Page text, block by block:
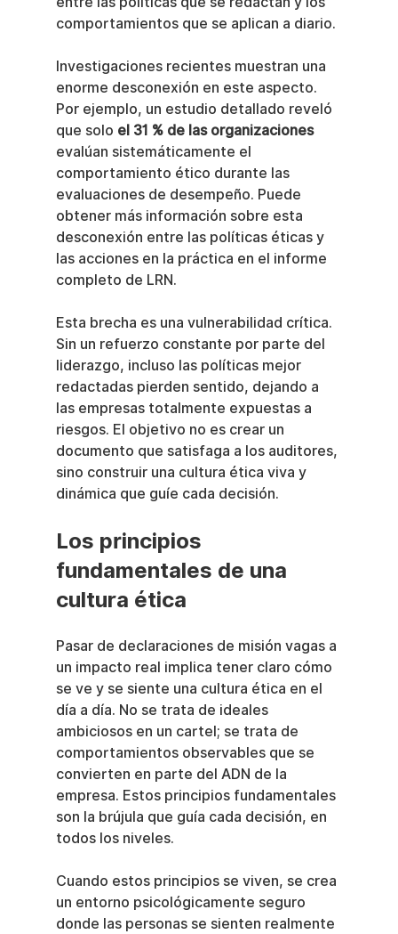
comportamientos que se aplican a diario.
Investigaciones recientes muestran una
enorme desconexión en este aspecto.
Por ejemplo, un estudio detallado reveló
que solo el 31 % de las organizaciones
evalúan sistemáticamente el
comportamiento ético durante las
evaluaciones de desempeño. Puede
obtener más información sobre esta
desconexión entre las políticas éticas y
las acciones en la práctica en el informe
completo de LRN.
Esta brecha es una vulnerabilidad crítica.
Sin un refuerzo constante por parte del
liderazgo, incluso las políticas mejor
redactadas pierden sentido, dejando a
las empresas totalmente expuestas a
riesgos. El objetivo no es crear un
documento que satisfaga a los auditores,
sino construir una cultura ética viva y
dinámica que guíe cada decisión.
Los principios
fundamentales de una
cultura ética
Pasar de declaraciones de misión vagas a
un impacto real implica tener claro cómo
se ve y se siente una cultura ética en el
día a día. No se trata de ideales
ambiciosos en un cartel; se trata de
comportamientos observables que se
convierten en parte del ADN de la
empresa. Estos principios fundamentales
son la brújula que guía cada decisión, en
todos los niveles.
Cuando estos principios se viven, se crea
un entorno psicológicamente seguro
donde las personas se sienten realmente